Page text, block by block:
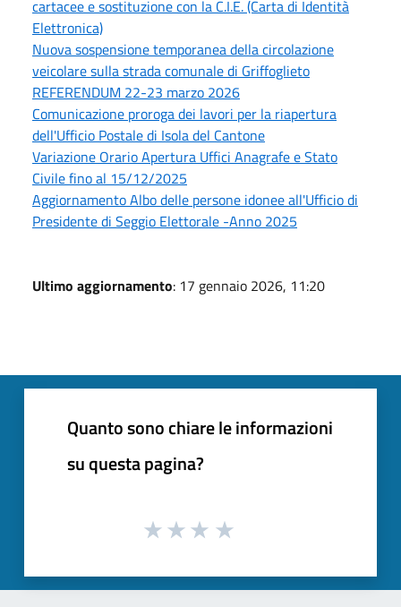
cartacee e sostituzione con la C.I.E. (Carta di Identità
Elettronica)
Nuova sospensione temporanea della circolazione
veicolare sulla strada comunale di Griffoglieto
REFERENDUM 22-23 marzo 2026
Comunicazione proroga dei lavori per la riapertura
dell'Ufficio Postale di Isola del Cantone
Variazione Orario Apertura Uffici Anagrafe e Stato
Civile fino al 15/12/2025
Aggiornamento Albo delle persone idonee all'Ufficio di
Presidente di Seggio Elettorale -Anno 2025
Ultimo aggiornamento: 17 gennaio 2026, 11:20
Quanto sono chiare le informazioni
su questa pagina?